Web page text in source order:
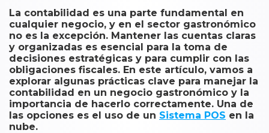
La contabilidad es una parte fundamental en
cualquier negocio, y en el sector gastronómico
no es la excepción. Mantener las cuentas claras
y organizadas es esencial para la toma de
decisiones estratégicas y para cumplir con las
obligaciones fiscales. En este artículo, vamos a
explorar algunas prácticas clave para manejar la
contabilidad en un negocio gastronómico y la
importancia de hacerlo correctamente. Una de
las opciones es el uso de un Sistema POS en la
nube.